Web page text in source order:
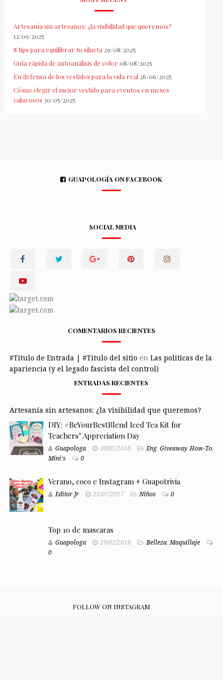
Artesanía sin artesanos: ¿la visibilidad que queremos?
12/09/2025
8 tips para equilibrar tu silueta 29/08/2025
Guía rápida de autoanálisis de color 08/08/2025
En defensa de los vestidos para la vida real 26/06/2025
Cómo elegir el mejor vestido para eventos en meses
calurosos 30/05/2025
GUAPOLOGÍA ON FACEBOOK
SOCIAL MEDIA
COMENTARIOS RECIENTES
#Título de Entrada | #Título del sitio en Las políticas de la
apariencia (y el legado fascista del control)
ENTRADAS RECIENTES
Artesanía sin artesanos: ¿la visibilidad que queremos?
DIY: #BeYourBestBlend Iced Tea Kit for
Teachers’ Appreciation Day
Guapologa 30/05/2018 Eng, Giveaway,How-To,
Mini's
0
Verano, coco e Instagram + Guapotrivia
Editor Jr 21/07/2017 Niños 0
Top 10 de mascaras
Guapologa 29/02/2016 Belleza,Maquillaje
0
FOLLOW ON INSTAGRAM